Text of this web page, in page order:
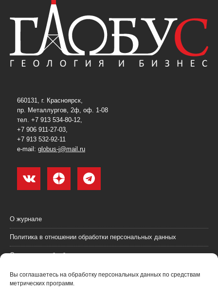
Вы соглашаетесь на обработку персональных данных по средствам
метрических программ.
660131, г. Красноярск,
пр. Металлургов, 2ф, оф. 1-08
тел. +7 913 534-80-12,
+7 906 911-27-03,
+7 913 532-92-11
e-mail: globus-j@mail.ru
О журнале
Политика в отношении обработки персональных данных
Согласие на обработку персональных данных
Пользовательское соглашение (оферта)